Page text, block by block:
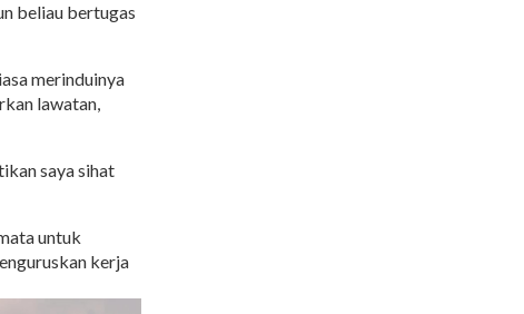
beliau bertugas
merinduinya
lawatan,
saya sihat
untuk
kerja